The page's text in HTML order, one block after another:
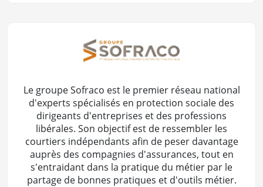
Le groupe Sofraco est le premier réseau national
d'experts spécialisés en protection sociale des
dirigeants d'entreprises et des professions
libérales. Son objectif est de ressembler les
courtiers indépendants afin de peser davantage
auprès des compagnies d'assurances, tout en
s'entraidant dans la pratique du métier par le
partage de bonnes pratiques et d'outils métier.